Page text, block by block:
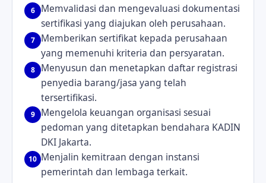
6
Memvalidasi dan mengevaluasi dokumentasi
sertifikasi yang diajukan oleh perusahaan.
7
Memberikan sertifikat kepada perusahaan
yang memenuhi kriteria dan persyaratan.
8
Menyusun dan menetapkan daftar registrasi
penyedia barang/jasa yang telah
tersertifikasi.
9
Mengelola keuangan organisasi sesuai
pedoman yang ditetapkan bendahara KADIN
DKI Jakarta.
10 Menjalin kemitraan dengan instansi
pemerintah dan lembaga terkait.